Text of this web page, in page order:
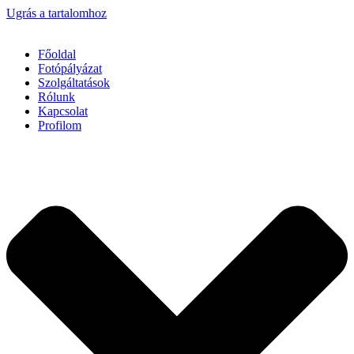
Ugrás a tartalomhoz
Főoldal
Fotópályázat
Szolgáltatások
Rólunk
Kapcsolat
Profilom